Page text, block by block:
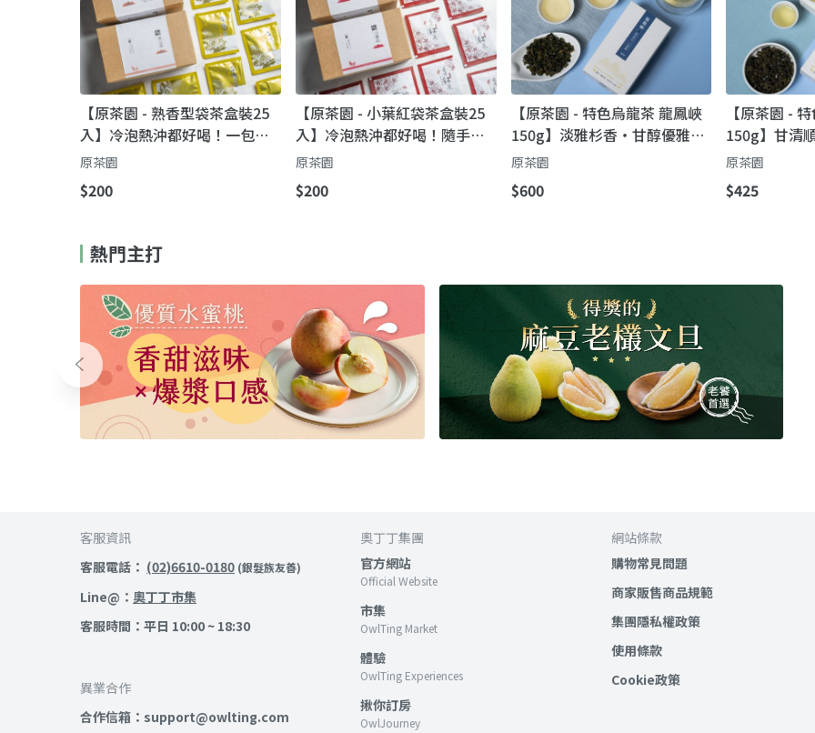
【原茶園 - 熟香型袋茶盒裝25
入】冷泡熱沖都好喝！一包搞
定上班、通勤、出遊的高山烏
龍香
原茶園
$200
【原茶園 - 小葉紅袋茶盒裝25
入】冷泡熱沖都好喝！隨手一
包的蔗香小葉種紅茶
原茶園
$200
【原茶園 - 特色烏龍茶 龍鳳峽
150g】淡雅杉香・甘醇優雅｜
龍鳳峽高山茶
原茶園
$600
【原茶園 -
150g】甘清
原茶園
$425
熱門主打
客服資訊
客服電話： (02)6610-0180 (銀髮族友善)
Line@： 奧丁丁市集
客服時間：平日 10:00 ~ 18:30
異業合作
合作信箱：support@owlting.com
奧丁丁集團
官方網站
Official Website
市集
OwlTing Market
體驗
OwlTing Experiences
揪你訂房
OwlJourney
網站條款
購物常見問題
商家販售商品規範
集團隱私權政策
使用條款
Cookie政策